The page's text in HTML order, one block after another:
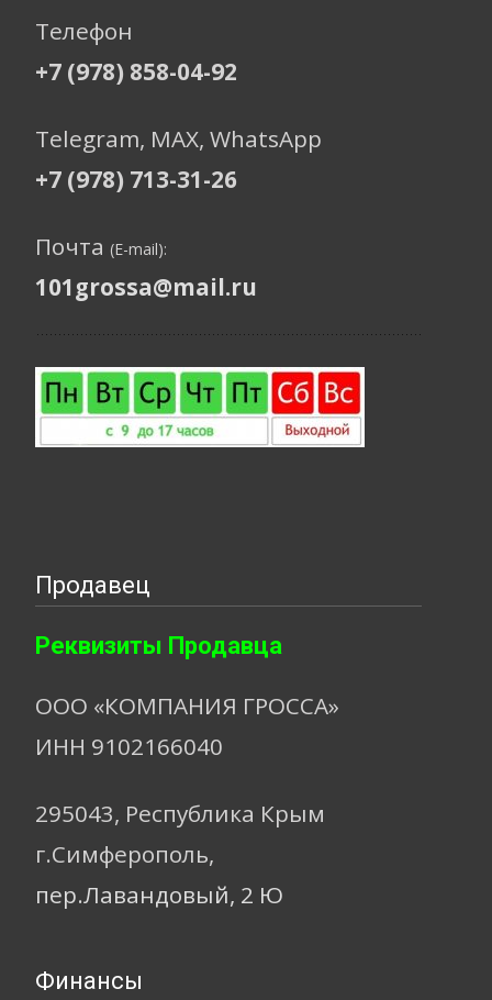
Телефон
+7 (978) 858-04-92
Telegram, МАХ, WhatsApp
+7 (978) 713-31-26
Почта (E-mail):
101grossa@mail.ru
Продавец
Реквизиты Продавца
ООО «КОМПАНИЯ ГРОССА»
ИНН 9102166040
295043, Республика Крым
г.Симферополь,
пер.Лавандовый, 2 Ю
Финансы